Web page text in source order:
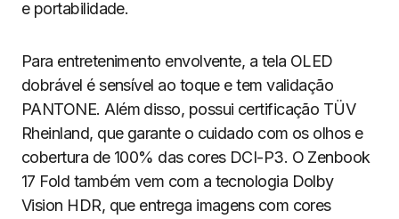
e portabilidade.
Para entretenimento envolvente, a tela OLED
dobrável é sensível ao toque e tem validação
PANTONE. Além disso, possui certificação TÜV
Rheinland, que garante o cuidado com os olhos e
cobertura de 100% das cores DCI-P3. O Zenbook
17 Fold também vem com a tecnologia Dolby
Vision HDR, que entrega imagens com cores